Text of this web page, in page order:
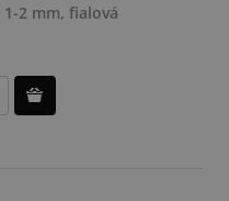
2 mm, fialová